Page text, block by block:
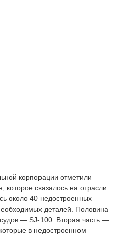
корпорации отметили
сказалось на отрасли.
около 40 недостроенных
деталей. Половина
— SJ-100. Вторая часть —
в недостроенном